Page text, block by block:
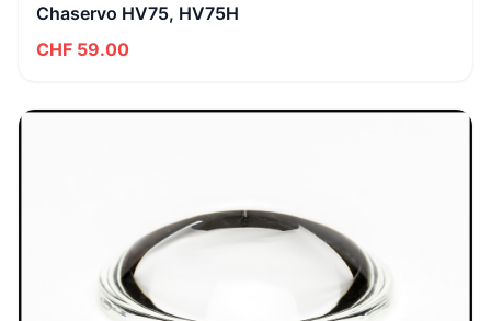
Chaservo HV75, HV75H
CHF 59.00